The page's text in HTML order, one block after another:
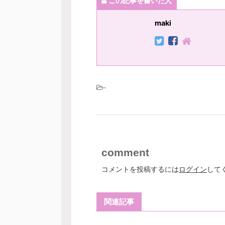
maki
-
comment
コメントを投稿するにはログイン して
関連記事